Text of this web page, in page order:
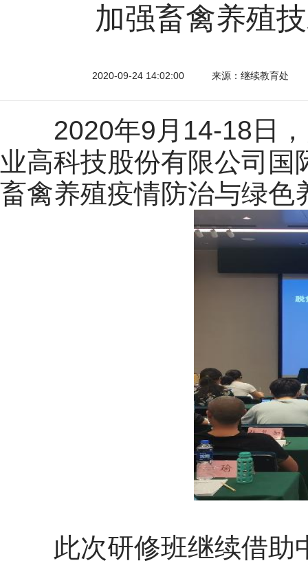
加强畜禽养殖
2020-09-24 14:02:00 来源：继续教育处
2020年9月14-18日，
业高科技股份有限公司国
畜禽养殖疫情防治与绿色
此次研修班继续借助